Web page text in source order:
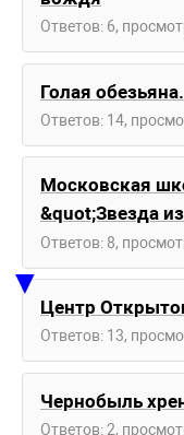
Ответов: 6,
Голая обезьяна.
Ответов: 14,
Mосковская
&quot;Звезда
Ответов: 8,
Центр
Ответов: 13,
Чернобыль
Ответов: 2,
▼